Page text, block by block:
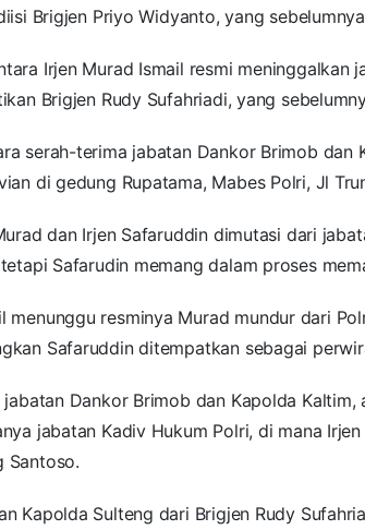
Brigjen Priyo Widyanto, yang
Irjen Murad Ismail resmi meninggalkan
Brigjen Rudy Sufahriadi, yang
serah-terima jabatan Dankor Brimob
di gedung Rupatama, Mabes Polri, Jl
dan Irjen Safaruddin dimutasi dari
Safarudin memang dalam proses
menunggu resminya Murad mundur dari
Safaruddin ditempatkan sebagai
jabatan Dankor Brimob dan Kapolda
jabatan Kadiv Hukum Polri, di mana
Santoso.
Kapolda Sulteng dari Brigjen Rudy